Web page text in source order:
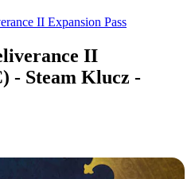
II Expansion Pass
II
- Steam Klucz -